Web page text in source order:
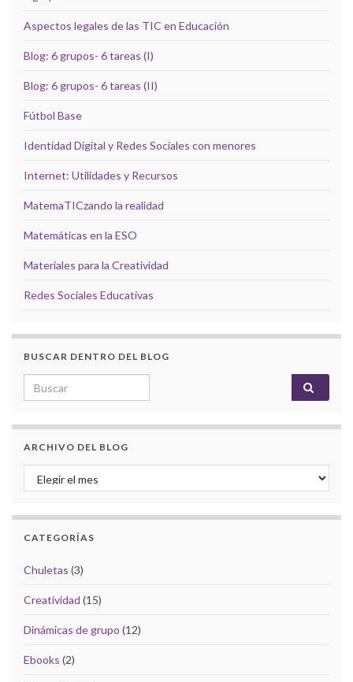
Aspectos legales de las TIC en Educación
Blog: 6 grupos- 6 tareas (I)
Blog: 6 grupos- 6 tareas (II)
Fútbol Base
Identidad Digital y Redes Sociales con menores
Internet: Utilidades y Recursos
MatemaTICzando la realidad
Matemáticas en la ESO
Materiales para la Creatividad
Redes Sociales Educativas
BUSCAR DENTRO DEL BLOG
Search for:
ARCHIVO DEL BLOG
Archivo del Blog
CATEGORÍAS
Chuletas (3)
Creatividad (15)
Dinámicas de grupo (12)
Ebooks (2)